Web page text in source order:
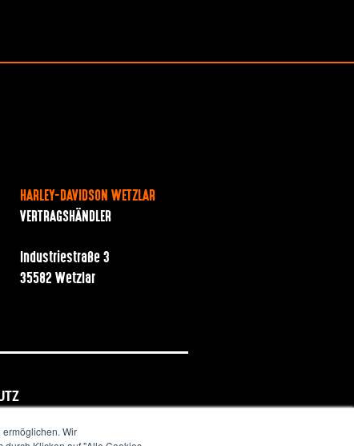
Wir
HARLEY-DAVIDSON WETZLAR
VERTRAGSHÄNDLER
Industriestraße 3
35582 Wetzlar